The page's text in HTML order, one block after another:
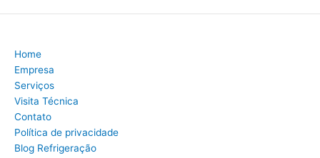
Home
Empresa
Serviços
Visita Técnica
Contato
Política de privacidade
Blog Refrigeração